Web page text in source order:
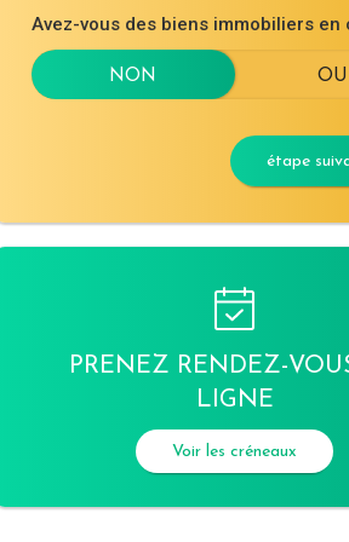
Avez-vous des biens immobiliers en
étape
PRENEZ RENDEZ-
LIGNE
Voir les créneaux